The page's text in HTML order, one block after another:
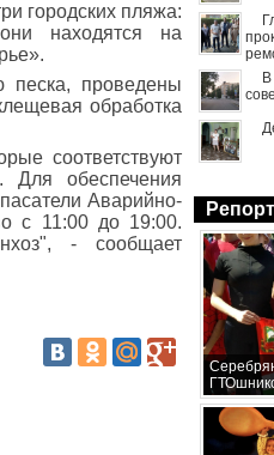
городских пляжа:
находятся на
проведены
обработка
соответствуют
Для обеспечения
Аварийно-
с 11:00 до 19:00.
- сообщает